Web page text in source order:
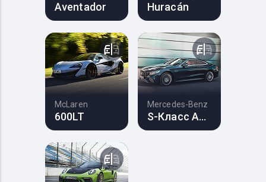
Aventador Huracán
McLaren
600LT
Mercedes-Benz
S-Класс AMG